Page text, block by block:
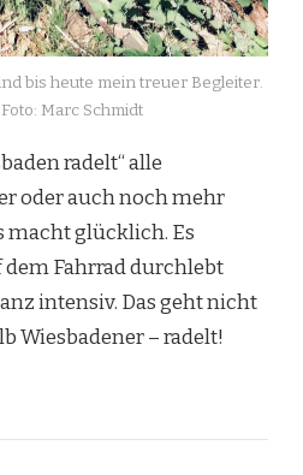
bis heute mein treuer Begleiter.
Marc Schmidt
radelt“ alle
oder auch noch mehr
macht glücklich. Es
Fahrrad durchlebt
intensiv. Das geht nicht
Wiesbadener – radelt!